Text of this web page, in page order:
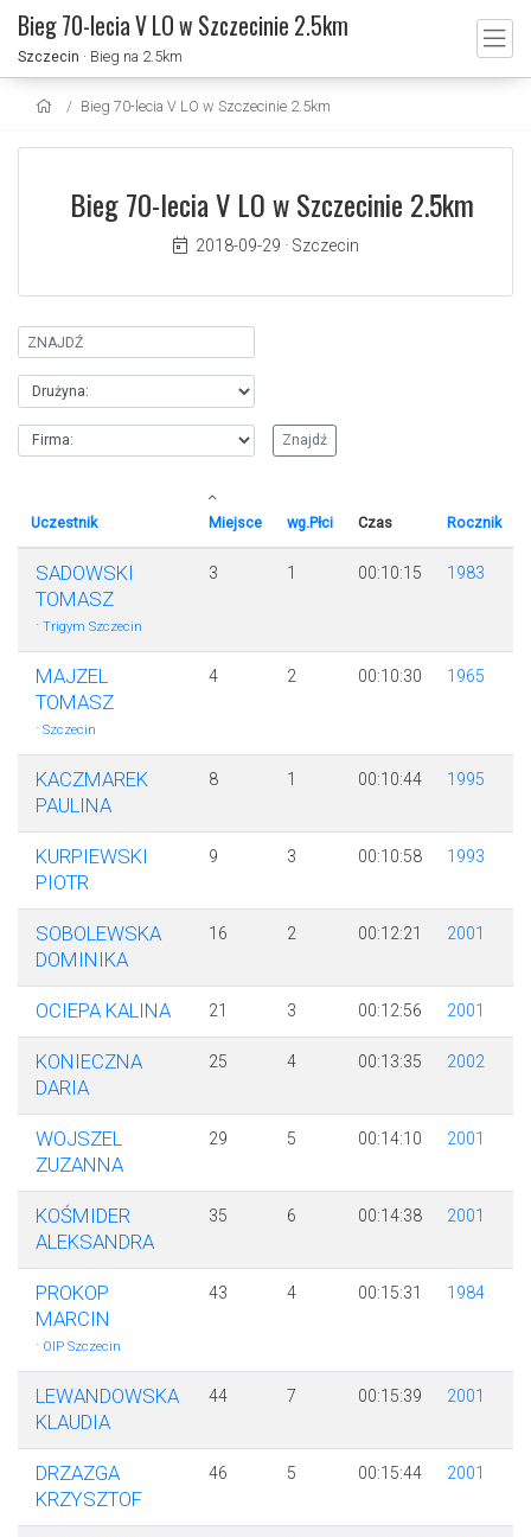
Bieg 70-lecia V LO w Szczecinie 2.5km
Szczecin · Bieg na 2.5km
Bieg 70-lecia V LO w Szczecinie 2.5km
Bieg 70-lecia V LO w Szczecinie 2.5km
2018-09-29 · Szczecin
Uczestnik Miejsce wg.Płci Czas Rocznik
SADOWSKI
TOMASZ
· Trigym Szczecin
3 1 00:10:15 1983
MAJZEL
TOMASZ
· Szczecin
4 2 00:10:30 1965
KACZMAREK
PAULINA
8 1 00:10:44 1995
KURPIEWSKI
PIOTR
9 3 00:10:58 1993
SOBOLEWSKA
DOMINIKA
16 2 00:12:21 2001
OCIEPA KALINA 21 3 00:12:56 2001
KONIECZNA
DARIA
25 4 00:13:35 2002
WOJSZEL
ZUZANNA
29 5 00:14:10 2001
KOŚMIDER
ALEKSANDRA
35 6 00:14:38 2001
PROKOP
MARCIN
· OIP Szczecin
43 4 00:15:31 1984
LEWANDOWSKA
KLAUDIA
44 7 00:15:39 2001
DRZAZGA
KRZYSZTOF
46 5 00:15:44 2001